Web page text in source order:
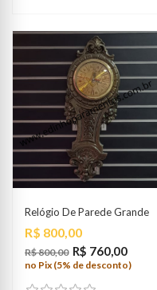
Relógio De Parede Grande
Preço
R$ 800,00
R$ 800,00 R$ 760,00
no Pix (5% de desconto)